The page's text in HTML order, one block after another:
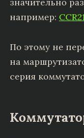
значительно
например:
По этому не
на
серия